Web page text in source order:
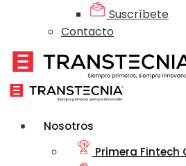
Suscríbete
Contacto
Nosotros
Primera Fintech